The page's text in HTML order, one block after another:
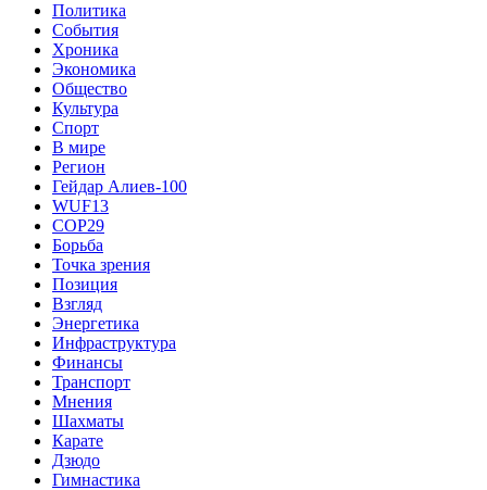
Политика
События
Хроника
Экономика
Общество
Культура
Спорт
В мире
Регион
Гейдар Алиев-100
WUF13
COP29
Борьба
Точка зрения
Позиция
Взгляд
Энергетика
Инфраструктура
Финансы
Транспорт
Мнения
Шахматы
Карате
Дзюдо
Гимнастика